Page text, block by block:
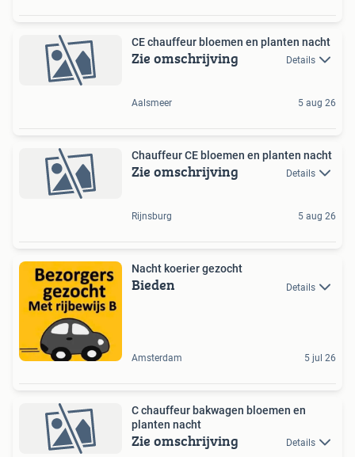
CE chauffeur bloemen en planten nacht
Zie omschrijving Details
Aalsmeer 5 aug 26
Chauffeur CE bloemen en planten nacht
Zie omschrijving Details
Rijnsburg 5 aug 26
Nacht koerier gezocht
Bieden Details
Amsterdam 5 jul 26
C chauffeur bakwagen bloemen en
planten nacht
Zie omschrijving Details